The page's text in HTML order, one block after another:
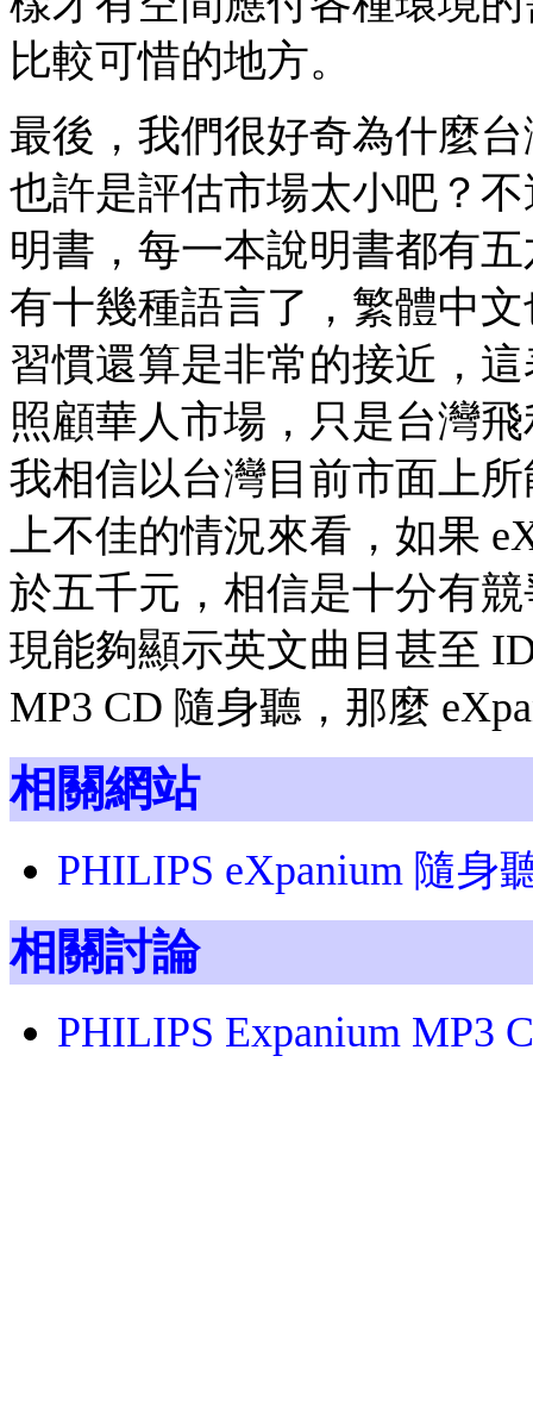
比較可惜的地方。
最後，我們很好奇為什麼
也許是評估市場太小吧？
明書，每一本說明書都有
有十幾種語言了，繁體中
習慣還算是非常的接近，
照顧華人市場，只是台灣
我相信以台灣目前市面上
上不佳的情況來看，如果
於五千元，相信是十分有
現能夠顯示英文曲目甚至
MP3 CD 隨身聽，那麼
相關網站
PHILIPS eXpanium 隨身
相關討論
PHILIPS Expanium MP3